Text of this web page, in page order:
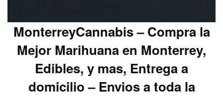
MonterreyCannabis – Compra la
Mejor Marihuana en Monterrey,
Edibles, y mas, Entrega a
domicilio – Envios a toda la